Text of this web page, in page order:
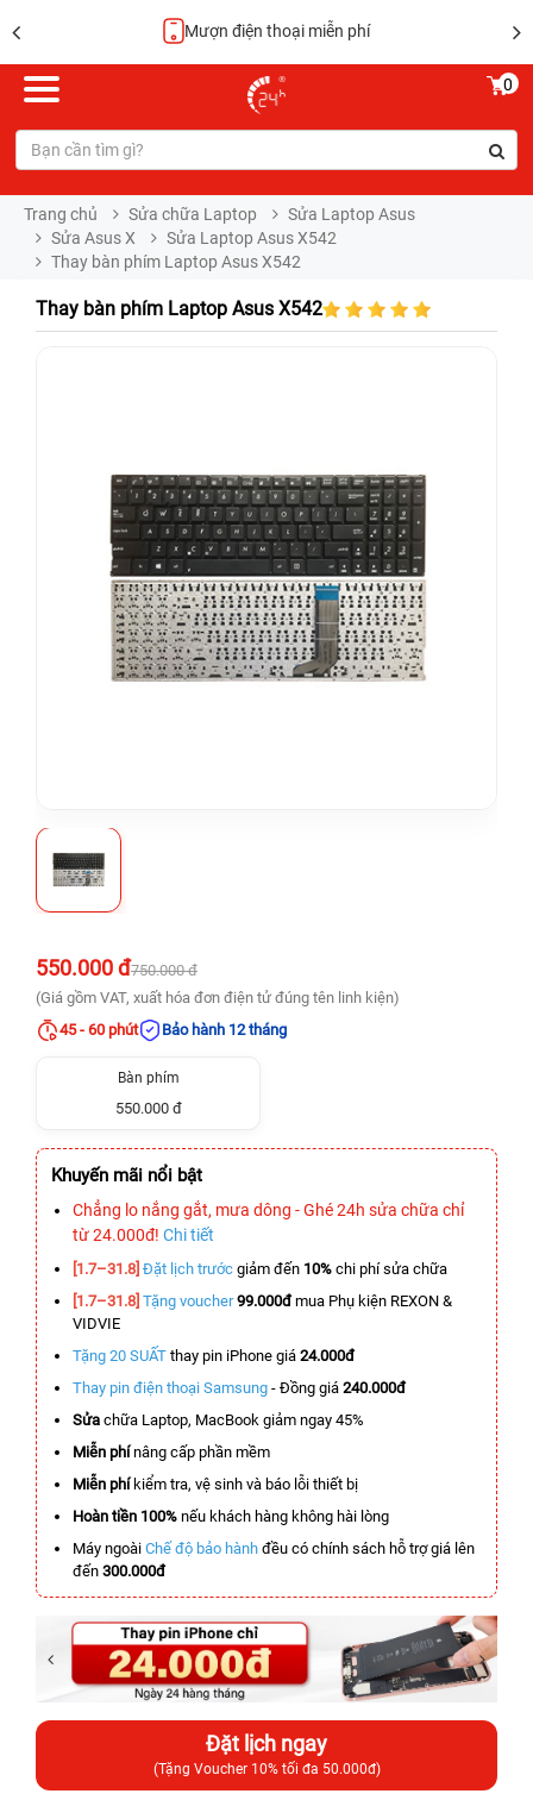
Mượn điện thoại miễn phí
0
Trang chủ Sửa chữa Laptop
Sửa Laptop Asus
Sửa Asus X
Sửa Laptop Asus X542
Thay bàn phím Laptop Asus X542
Thay bàn phím Laptop Asus X542
550.000 đ750.000 đ
(Giá gồm VAT, xuất hóa đơn điện tử đúng tên linh kiện)
45 - 60 phút
Bảo hành 12 tháng
Bàn phím
550.000 đ
Khuyến mãi nổi bật
Chẳng lo nắng gắt, mưa dông - Ghé 24h sửa chữa chỉ
từ 24.000đ! Chi tiết
[1.7–31.8] Đặt lịch trước giảm đến 10% chi phí sửa chữa
[1.7–31.8] Tặng voucher 99.000đmua Phụ kiện REXON &
VIDVIE
Tặng 20 SUẤT thay pin iPhone giá 24.000đ
Thay pin điện thoại Samsung - Đồng giá 240.000đ
Sửa chữa Laptop, MacBook giảm ngay 45%
Miễn phínâng cấp phần mềm
Miễn phíkiểm tra, vệ sinh và báo lỗi thiết bị
Hoàn tiền 100% nếu khách hàng không hài lòng
Máy ngoài Chế độ bảo hành đều có chính sách hỗ trợ giá lên
đến 300.000đ
Đặt lịch ngay
(Tặng Voucher 10% tối đa 50.000đ)